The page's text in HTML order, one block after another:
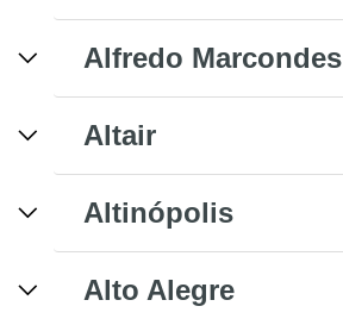
Alfredo Marcondes
Altair
Altinópolis
Alto Alegre